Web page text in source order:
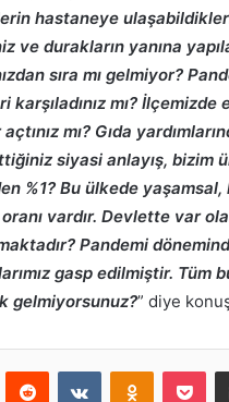
hastaneye
ve durakların yanına
sıra mı gelmiyor?
karşıladınız mı?
mı? Gıda
siyasi anlayış, bizim
%1? Bu ülkede
vardır. Devlette var
Pandemi
gasp edilmiştir. Tüm
gelmiyorsunuz?” diye
Reddit VKontakte